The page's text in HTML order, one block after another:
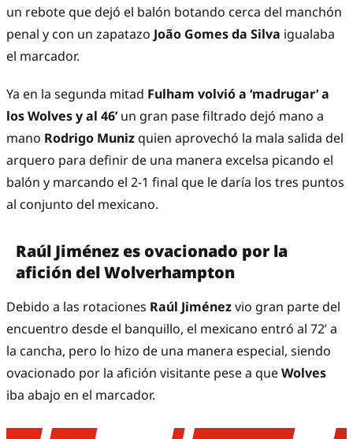
un rebote que dejó el balón botando cerca del manchón
penal y con un zapatazo João Gomesda Silva igualaba
el marcador.
Ya en la segunda mitad Fulham volvió a ‘madrugar’ a
los Wolves y al 46’ un gran pase filtrado dejó mano a
mano Rodrigo Munizquien aprovechó la mala salida del
arquero para definir de una manera excelsa picando el
balón y marcando el 2-1 final que le daría los tres puntos
al conjunto del mexicano.
Raúl Jiménez es ovacionado por la
afición del Wolverhampton
Debido a las rotaciones Raúl Jiménezvio gran parte del
encuentro desde el banquillo, el mexicano entró al 72’ a
la cancha, pero lo hizo de una manera especial, siendo
ovacionado por la afición visitante pese a queWolves
iba abajo en el marcador.